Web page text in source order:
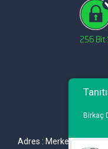
Adres : Merkez Mh.
Birkaç